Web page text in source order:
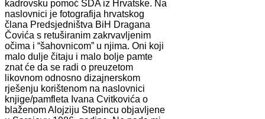
kadrovsku pomoć SDA iz Hrvatske. Na
naslovnici je fotografija hrvatskog
člana Predsjedništva BiH Dragana
Čovića s retuširanim zakrvavljenim
očima i “šahovnicom” u njima. Oni koji
malo dulje čitaju i malo bolje pamte
znat će da se radi o preuzetom
likovnom odnosno dizajnerskom
rješenju korištenom na naslovnici
knjige/pamfleta Ivana Cvitkovića o
blaženom Alojziju Stepincu objavljene